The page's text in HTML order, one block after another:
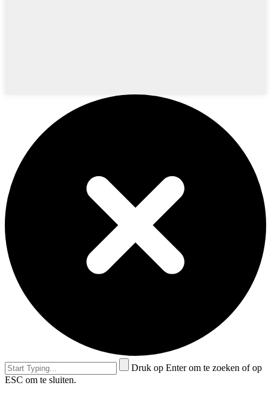
Druk op Enter om te zoeken of op
ESC om te sluiten.